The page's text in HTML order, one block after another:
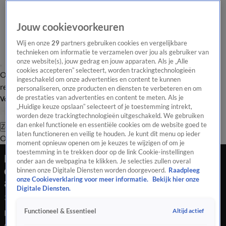
Overzicht Laatste nieuws Regionieuws Het beste van Hart
Tip de
redactie
Volg Hart van Nederland
Zoeken
OverzichtRegioUitzendingenWeerTip de redactiePanelVideo's
Lobbyclub veehouders wil
dierenwelzijnsorganisatie Animal Rights
aanpakken
30 juli 2020, 18:33
Landbouworganisatie LTO Nederland wil
Jouw cookievoorkeuren
Wij en onze29 partners gebruiken cookies en vergelijkbare
technieken om informatie te verzamelen over jou als gebruiker van
onze website(s), jouw gedrag en jouw apparaten. Als je „Alle
cookies accepteren” selecteert, worden trackingtechnologieën
ingeschakeld om onze advertenties en content te kunnen
personaliseren, onze producten en diensten te verbeteren en om
de prestaties van advertenties en content te meten. Als je
„Huidige keuze opslaan” selecteert of je toestemming intrekt,
worden deze trackingtechnologieën uitgeschakeld. We gebruiken
dan enkel functionele en essentiële cookies om de website goed te
laten functioneren en veilig te houden. Je kunt dit menu op ieder
moment opnieuw openen om je keuzes te wijzigen of om je
toestemming in te trekken door op de link Cookie-instellingen
onder aan de webpagina te klikken. Je selecties zullen overal
binnen onze Digitale Diensten worden doorgevoerd. Raadpleeg
onze Cookieverklaring voor meer informatie.
Bekijk hier onze
Digitale Diensten.
Functioneel & Essentieel Altijd actief